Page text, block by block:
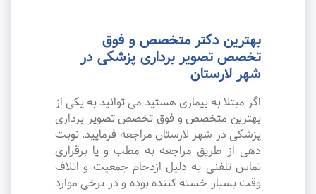
بهترین دکتر متخصص و فوق
تخصص تصویر برداری پزشکی در
شهر لارستان
اگر مبتلا به بیماری هستید می توانید به یکی از
بهترین متخصص و فوق تخصص تصویر برداری
پزشکی در شهر لارستان مراجعه فرمایید. نوبت
دهی از طریق مراجعه به مطب و یا برقراری
تماس تلفنی به دلیل ازدحام جمعیت و اتلاف
وقت بسیار خسته کننده بوده و در برخی موارد